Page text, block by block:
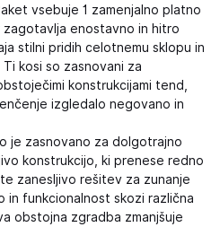
vsebuje 1 zamenjalno platno
enostavno in hitro
stilni pridih celotnemu sklopu in
kosi so zasnovani za
konstrukcijami tend,
izgledalo negovano in
je zasnovano za dolgotrajno
konstrukcijo, ki prenese redno
zanesljivo rešitev za zunanje
in funkcionalnost skozi različna
obstojna zgradba zmanjšuje